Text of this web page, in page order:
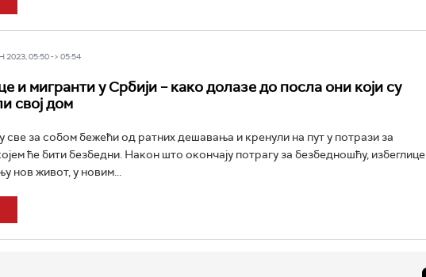
05:50 -> 05:54
и мигранти у Србији – како долазе до посла они који су
свој дом
све за собом бежeћи од ратних дешавања и кренули на пут у потрази за
ће бити безбедни. Након што окончају потрагу за безбедношћу, избеглице
нов живот, у новим...